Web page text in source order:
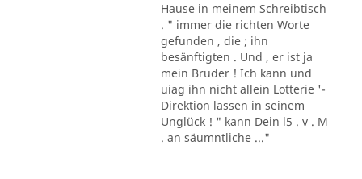
Hause in meinem Schreibtisch
. " immer die richten Worte
gefunden , die ; ihn
besänftigten . Und , er ist ja
mein Bruder ! Ich kann und
uiag ihn nicht allein Lotterie '-
Direktion lassen in seinem
Unglück ! " kann Dein l5 . v . M
. an säumntliche ..."